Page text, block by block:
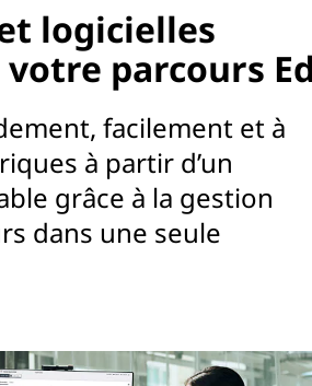
logicielles
parcours
facilement et à
à partir d’un
grâce à la gestion
dans une seule